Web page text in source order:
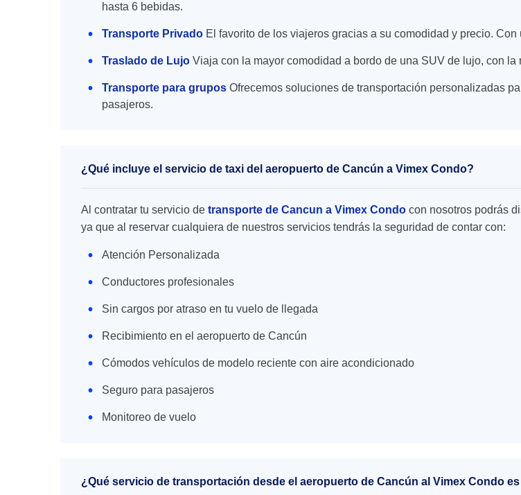
hasta 6 bebidas.
Transporte Privado El favorito de los viajeros gracias a su comodidad y precio.
Traslado de Lujo Viaja con la mayor comodidad a bordo de una SUV de lujo, con
Transporte para grupos Ofrecemos soluciones de transportación personalizadas
pasajeros.
¿Qué incluye el servicio de taxi del aeropuerto de Cancún a Vimex Condo?
Al contratar tu servicio de transporte de Cancun a Vimex Condo con nosotros podrás
ya que al reservar cualquiera de nuestros servicios tendrás la seguridad de contar con:
Atención Personalizada
Conductores profesionales
Sin cargos por atraso en tu vuelo de llegada
Recibimiento en el aeropuerto de Cancún
Cómodos vehículos de modelo reciente con aire acondicionado
Seguro para pasajeros
Monitoreo de vuelo
¿Qué servicio de transportación desde el aeropuerto de Cancún al Vimex Condo